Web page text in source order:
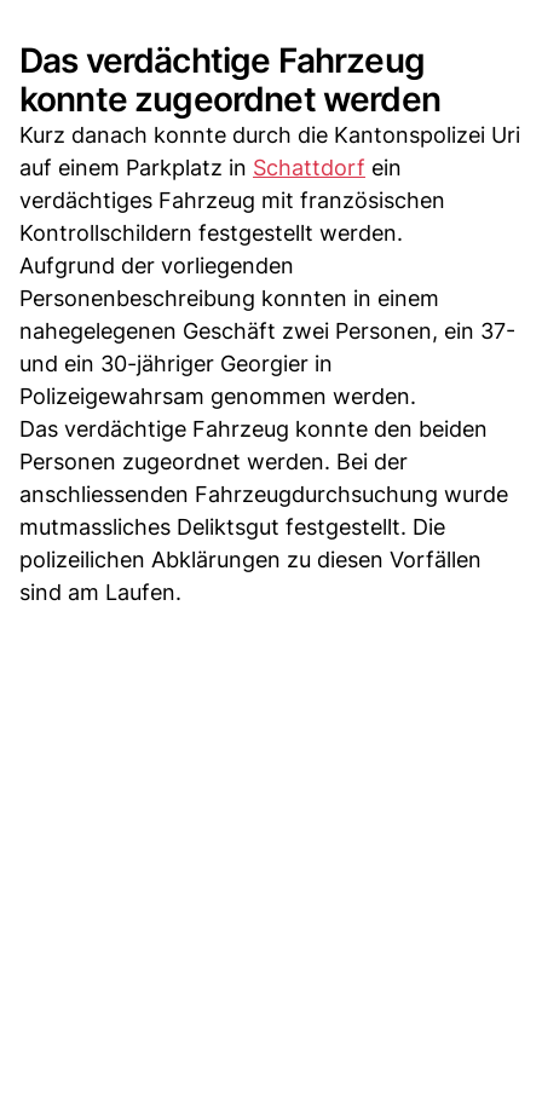
Das verdächtige Fahrzeug
konnte zugeordnet werden
Kurz danach konnte durch die Kantonspolizei Uri
auf einem Parkplatz in Schattdorf ein
verdächtiges Fahrzeug mit französischen
Kontrollschildern festgestellt werden.
Aufgrund der vorliegenden
Personenbeschreibung konnten in einem
nahegelegenen Geschäft zwei Personen, ein 37-
und ein 30-jähriger Georgier in
Polizeigewahrsam genommen werden.
Das verdächtige Fahrzeug konnte den beiden
Personen zugeordnet werden. Bei der
anschliessenden Fahrzeugdurchsuchung wurde
mutmassliches Deliktsgut festgestellt. Die
polizeilichen Abklärungen zu diesen Vorfällen
sind am Laufen.